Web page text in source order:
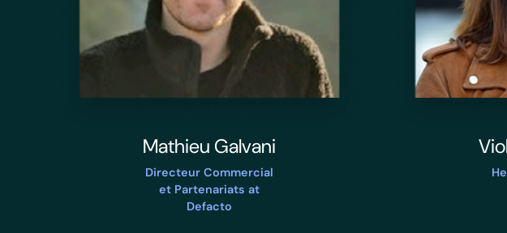
Mathieu Galvani
Directeur Commercial
et Partenariats at
Defacto